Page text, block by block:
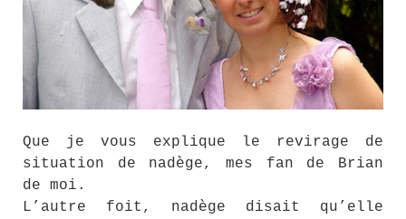
Que je vous explique le revirage de
situation de nadège, mes fan de Brian
de moi.
L’autre foit, nadège disait qu’elle